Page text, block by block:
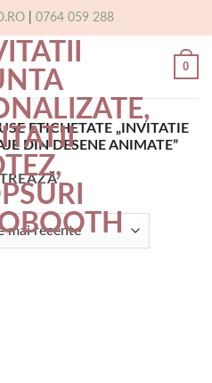
| 0764 059 288
0
ETICHETATE „INVITATIE
DIN DESENE ANIMATE”